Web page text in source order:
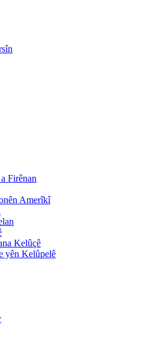
Firênan
Amerîkî
Kelûçê
yên Kelûpelê